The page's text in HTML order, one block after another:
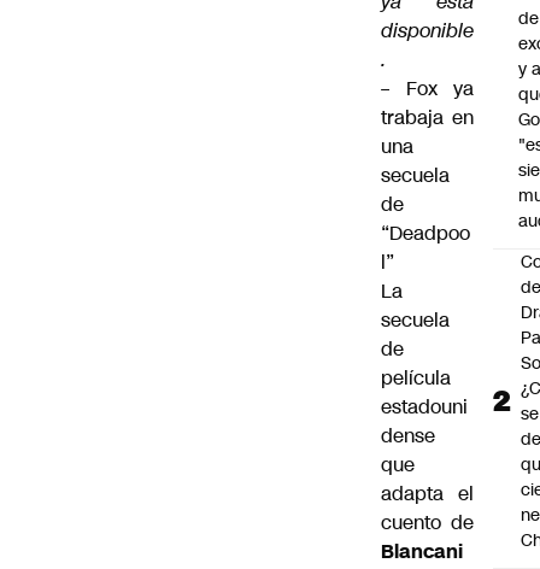
disponible
.
– Fox ya
trabaja en
una
secuela
de
“Deadpoo
l”
La
secuela
de
película
estadouni
dense
que
adapta el
cuento de
Blancani
de
y